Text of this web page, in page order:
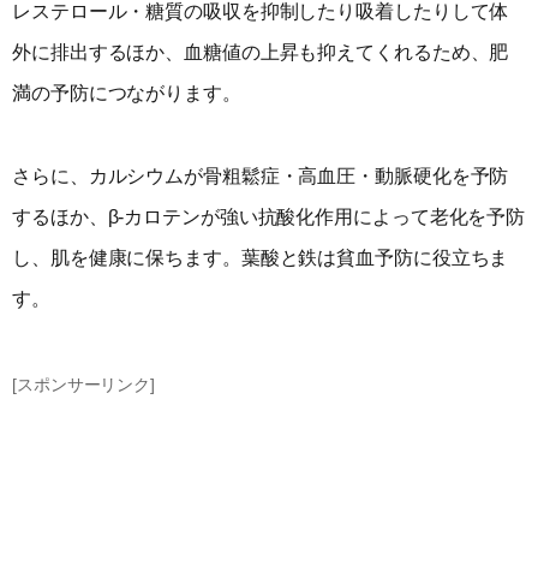
レステロール・糖質の吸収を抑制したり吸着したりして体
外に排出するほか、血糖値の上昇も抑えてくれるため、肥
満の予防につながります。
さらに、カルシウムが骨粗鬆症・高血圧・動脈硬化を予防
するほか、β-カロテンが強い抗酸化作用によって老化を予防
し、肌を健康に保ちます。葉酸と鉄は貧血予防に役立ちま
す。
[スポンサーリンク]